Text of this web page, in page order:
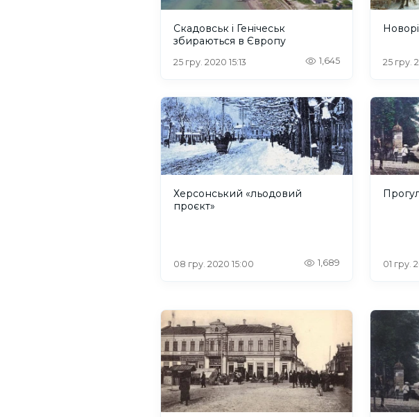
Скадовськ і Генічеськ
збираються в Європу
25 гру. 2020 15:13 1,645 25 гру.
Херсонський «льодовий
проєкт»
08 гру. 2020 15:00 1,689 01 гру.